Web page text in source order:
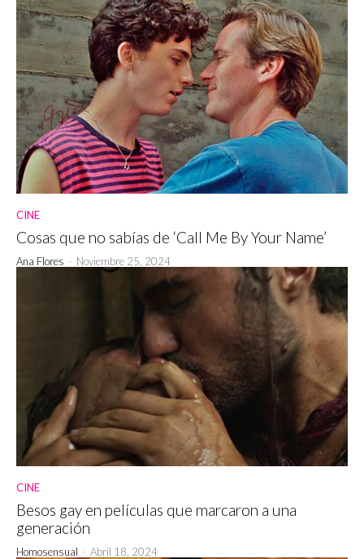
CINE
Cosas que no sabías de ‘Call Me By Your Name’
Ana Flores - Noviembre 25, 2024
CINE
Besos gay en películas que marcaron a una
generación
Homosensual - Abril 18, 2024